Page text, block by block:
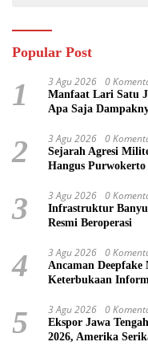
Popular Post
1 3 Agu 2026 0
Manfaat Lari Satu
Apa Saja
2 3 Agu 2026 0
Sejarah Agresi
Hangus
3 3 Agu 2026 0
Infrastruktur
Resmi Beroperasi
4 3 Agu 2026 0
Ancaman
Keterbukaan
5 3 Agu 2026 0
Ekspor Jawa
2026, Amerika